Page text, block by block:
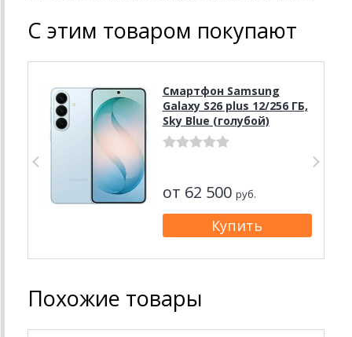
С этим товаром покупают
Смартфон Samsung
Galaxy S26 plus 12/256 ГБ,
Sky Blue (голубой)
от 62 500 руб.
Похожие товары